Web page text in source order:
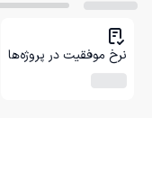
نرخ موفقیت در پروژه‌ها